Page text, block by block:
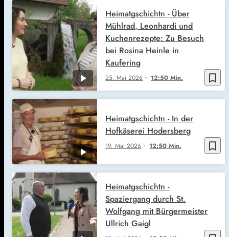
bookmark_border
25. Mai 2026 12:50 Min.
Heimatgschichtn - Über
Mühlrad, Leonhardi und
Kuchenrezepte: Zu Besuch
bei Rosina Heinle in
Kaufering
bookmark_border
19. Mai 2026 12:50 Min.
Heimatgschichtn - In der
Hofkäserei Hodersberg
Heimatgschichtn -
Spaziergang durch St.
Wolfgang mit Bürgermeister
Ullrich Gaigl